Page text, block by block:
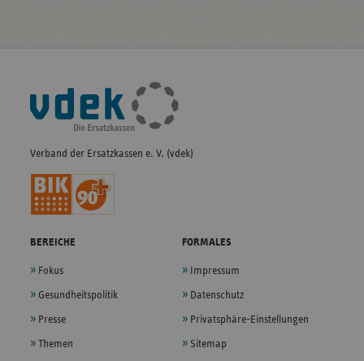
Fußleisten-
Navigation
Verband der Ersatzkassen e. V. (vdek)
BEREICHE
Fokus
Gesundheitspolitik
Presse
Themen
FORMALES
Impressum
Datenschutz
Privatsphäre-Einstellungen
Sitemap